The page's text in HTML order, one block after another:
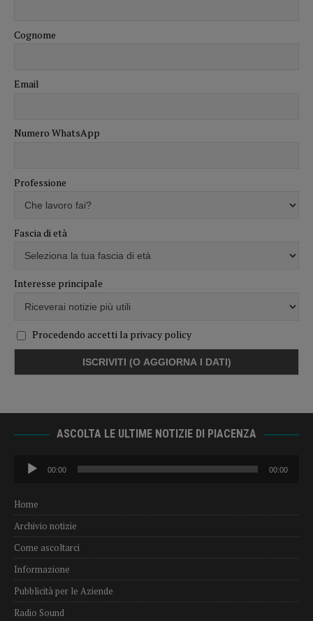
Cognome
Email
Numero WhatsApp
Professione
Fascia di età
Interesse principale
Procedendo accetti la privacy policy
ASCOLTA LE ULTIME NOTIZIE DI PIACENZA
Audio
Player
00:00 00:00
Home
Archivio notizie
Come ascoltarci
Informazione
Pubblicità per le Aziende
Radio Sound